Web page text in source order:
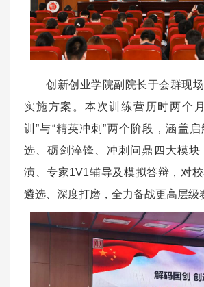
创新创业学院副院长于会群现
实施方案。本次训练营历时两个
训”与“精英冲刺”两个阶段，涵盖
选、砺剑淬锋、冲刺问鼎四大模块
演、专家1V1辅导及模拟答辩，对
遴选、深度打磨，全力备战更高层级